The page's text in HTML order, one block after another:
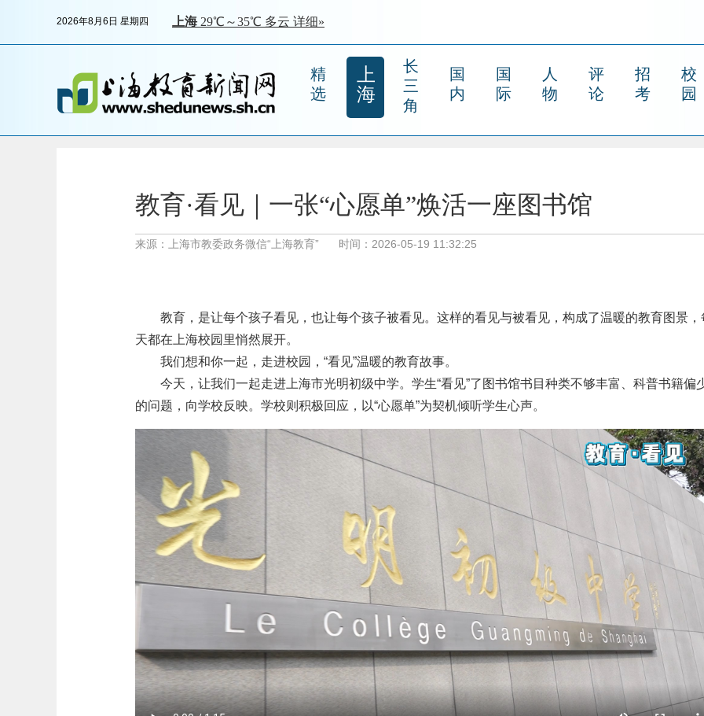
2026年8月6日 星期四
精
选
上
海
长
三
角
国
内
国
际
人
物
评
论
招
考
校
园
教育·看见｜一张“心愿单”焕活一座图书馆
来源：上海市教委政务微信“上海教育” 时间：2026-05-19 11:32:25
教育，是让每个孩子看见，也让每个孩子被看见。这样的看见与被看见，构成了温暖的教育图景，
天都在上海校园里悄然展开。
我们想和你一起，走进校园，“看见”温暖的教育故事。
今天，让我们一起走进上海市光明初级中学。学生“看见”了图书馆书目种类不够丰富、科普书籍偏
的问题，向学校反映。学校则积极回应，以“心愿单”为契机倾听学生心声。